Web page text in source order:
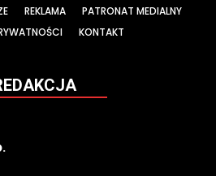
REKLAMA
PATRONAT MEDIALNY
KONTAKT